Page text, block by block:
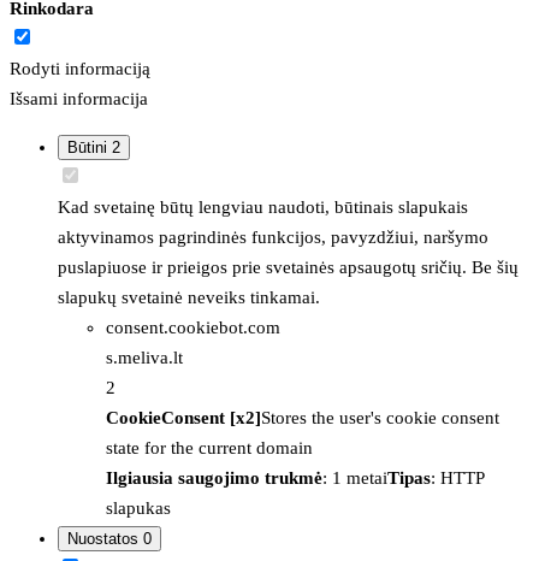
Rinkodara
Rodyti informaciją
Išsami informacija
Būtini 2
Kad svetainę būtų lengviau naudoti, būtinais slapukais
aktyvinamos pagrindinės funkcijos, pavyzdžiui, naršymo
puslapiuose ir prieigos prie svetainės apsaugotų sričių. Be šių
slapukų svetainė neveiks tinkamai.
consent.cookiebot.com
s.meliva.lt
2
CookieConsent [x2]Stores the user's cookie consent
state for the current domain
Ilgiausia saugojimo trukmė: 1 metaiTipas: HTTP
slapukas
Nuostatos 0